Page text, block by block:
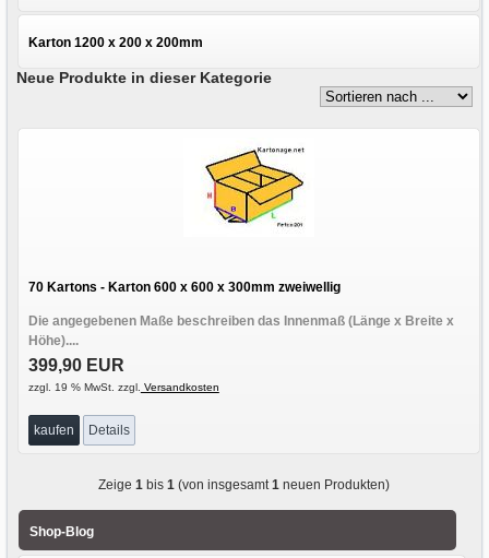
Karton 1200 x 200 x 200mm
Neue Produkte in dieser Kategorie
70 Kartons - Karton 600 x 600 x 300mm zweiwellig
Die angegebenen Maße beschreiben das Innenmaß (Länge x Breite x
Höhe)....
399,90 EUR
zzgl. 19 % MwSt. zzgl. Versandkosten
kaufen Details
Zeige1 bis1 (von insgesamt1 neuen Produkten)
Shop-Blog